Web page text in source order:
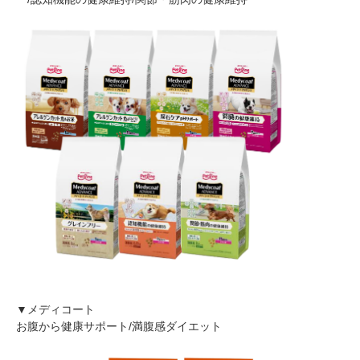
▼メディコート
お腹から健康サポート/満腹感ダイエット